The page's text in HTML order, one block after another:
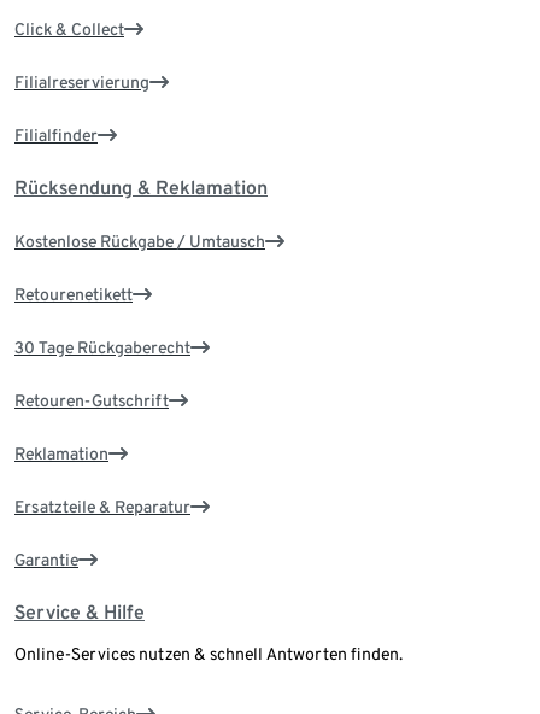
Click & Collect
Filialreservierung
Filialfinder
Rücksendung & Reklamation
Kostenlose Rückgabe / Umtausch
Retourenetikett
30 Tage Rückgaberecht
Retouren-Gutschrift
Reklamation
Ersatzteile & Reparatur
Garantie
Service & Hilfe
Online-Services nutzen & schnell Antworten finden.